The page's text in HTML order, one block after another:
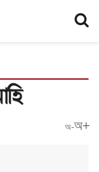
অ-অ+